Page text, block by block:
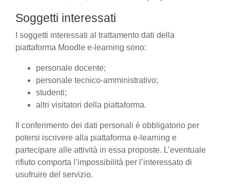
Soggetti interessati
I soggetti interessati al trattamento dati della
piattaforma Moodle e-learning sono:
personale docente;
personale tecnico-amministrativo;
studenti;
altri visitatori della piattaforma.
Il conferimento dei dati personali è obbligatorio per
potersi iscrivere alla piattaforma e-learning e
partecipare alle attività in essa proposte. L’eventuale
rifiuto comporta l’impossibilità per l’interessato di
usufruire del servizio.